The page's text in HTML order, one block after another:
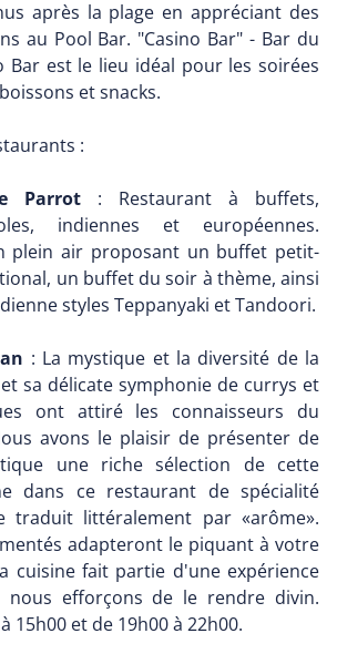
après la plage en appréciant des
au Pool Bar. "Casino Bar" - Bar du
Bar est le lieu idéal pour les soirées
et snacks.
:
Parrot : Restaurant à buffets,
indiennes et européennes.
plein air proposant un buffet petit-
un buffet du soir à thème, ainsi
styles Teppanyaki et Tandoori.
: La mystique et la diversité de la
sa délicate symphonie de currys et
ont attiré les connaisseurs du
avons le plaisir de présenter de
une riche sélection de cette
dans ce restaurant de spécialité
traduit littéralement par «arôme».
adapteront le piquant à votre
cuisine fait partie d'une expérience
nous efforçons de le rendre divin.
15h00 et de 19h00 à 22h00.